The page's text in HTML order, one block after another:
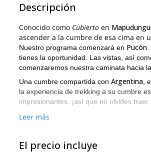
Descripción
Conocido como Cubierto en
ascender a la cumbre de esa cima en
Nuestro programa comenzará en Pucón
tienes la oportunidad. Las vistas, así
comenzaremos nuestra caminata hacia
Una cumbre compartida con Argentina ,
la experiencia de trekking a su cumbre
impresionantes, ¡así que no olvides traer
Dado que este programa tomará todo el
a la cumbre del Volcán Lanín en Chile
ti y guiarte en esta aventura inolvidable.
Leer más
El precio incluye